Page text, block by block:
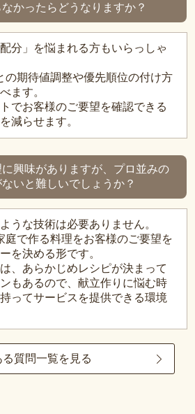
かったらどうなりますか？
分」を悩まれる方もいらっしゃ
の期待値調整や優先順位の付け方
ます。
でお客様のご要望を確認できる
減らせます。
に興味がありますが、プロ並みの
ないと難しいでしょうか？
うな技術は必要ありません。
庭で作る料理をお客様のご要望を
を決める形です。
、あらかじめレシピが決まって
もあるので、献立作りに悩む時
ってサービスを提供できる環境
る質問一覧を見る